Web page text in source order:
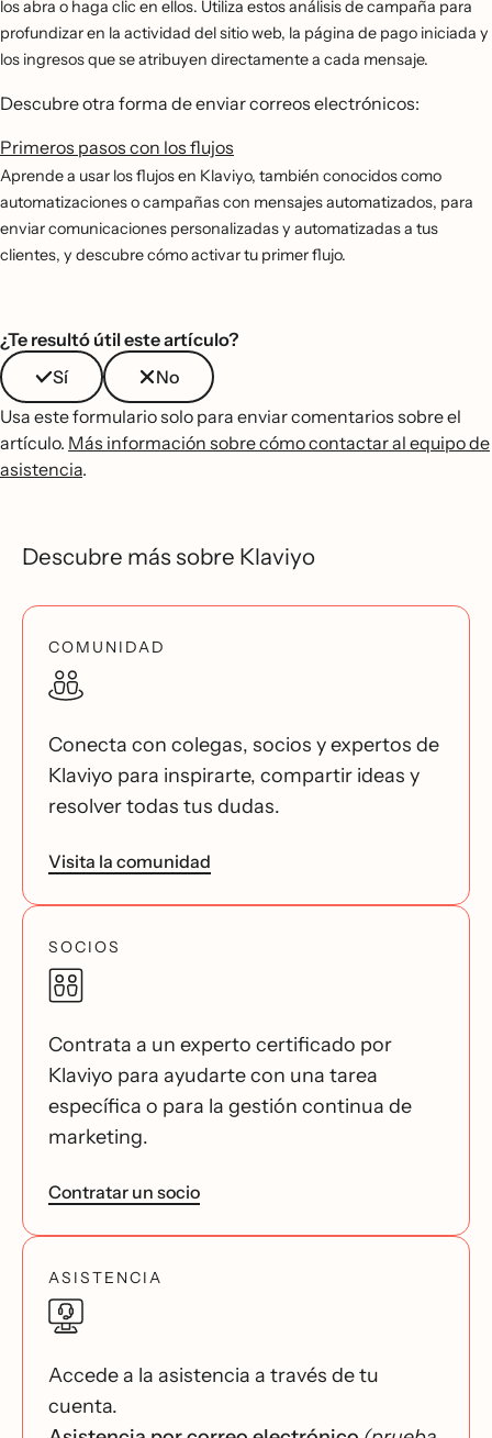
los abra o haga clic en ellos. Utiliza estos análisis de campaña para
profundizar en la actividad del sitio web, la página de pago iniciada y
los ingresos que se atribuyen directamente a cada mensaje.
Descubre otra forma de enviar correos electrónicos:
Primeros pasos con los flujos
Aprende a usar los flujos en Klaviyo, también conocidos como
automatizaciones o campañas con mensajes automatizados, para
enviar comunicaciones personalizadas y automatizadas a tus
clientes, y descubre cómo activar tu primer flujo.
¿Te resultó útil este artículo?
Sí
No
Usa este formulario solo para enviar comentarios sobre el
artículo. Más información sobre cómo contactar al equipo de
asistencia.
Descubre más sobre Klaviyo
COMUNIDAD
Conecta con colegas, socios y expertos de
Klaviyo para inspirarte, compartir ideas y
resolver todas tus dudas.
Visita la comunidad
SOCIOS
Contrata a un experto certificado por
Klaviyo para ayudarte con una tarea
específica o para la gestión continua de
marketing.
Contratar un socio
ASISTENCIA
Accede a la asistencia a través de tu
cuenta.